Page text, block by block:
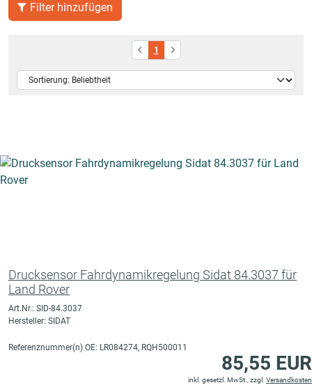
Filter hinzufügen
1
Drucksensor Fahrdynamikregelung Sidat 84.3037 für
Land Rover
Art.Nr.: SID-84.3037
Hersteller: SIDAT
Referenznummer(n) OE: LR084274, RQH500011
85,55 EUR
inkl. gesetzl. MwSt., zzgl. Versandkosten